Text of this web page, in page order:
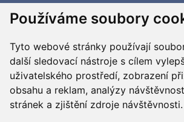
Používáme soubory
Tyto webové stránky používají
další sledovací nástroje s cílem
uživatelského prostředí, zobrazení
obsahu a reklam, analýzy
stránek a zjištění zdroje návštěvnosti.